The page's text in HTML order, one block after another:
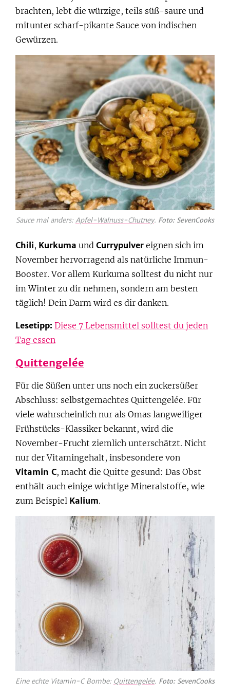
brachten, lebt die würzige, teils süß-saure und
mitunter scharf-pikante Sauce von indischen
Gewürzen.
Sauce mal anders: Apfel-Walnuss-Chutney. Foto: SevenCooks
Chili, Kurkuma und Currypulver eignen sich im
November hervorragend als natürliche Immun-
Booster. Vor allem Kurkuma solltest du nicht nur
im Winter zu dir nehmen, sondern am besten
täglich! Dein Darm wird es dir danken.
Lesetipp: Diese 7 Lebensmittel solltest du jeden
Tag essen
Quittengelée
Für die Süßen unter uns noch ein zuckersüßer
Abschluss: selbstgemachtes Quittengelée. Für
viele wahrscheinlich nur als Omas langweiliger
Frühstücks-Klassiker bekannt, wird die
November-Frucht ziemlich unterschätzt. Nicht
nur der Vitamingehalt, insbesondere von
Vitamin C, macht die Quitte gesund: Das Obst
enthält auch einige wichtige Mineralstoffe, wie
zum Beispiel Kalium.
Eine echte Vitamin-C Bombe: Quittengelée. Foto: SevenCooks